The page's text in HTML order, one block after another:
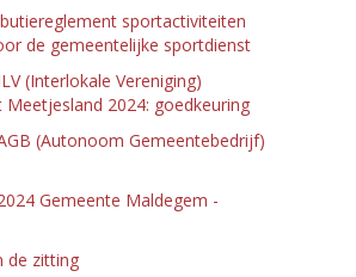
sportactiviteiten
de gemeentelijke sportdienst
(Interlokale Vereniging)
2024: goedkeuring
(Autonoom Gemeentebedrijf)
Gemeente Maldegem -
de zitting